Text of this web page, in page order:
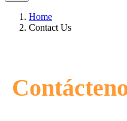
Home
Contact Us